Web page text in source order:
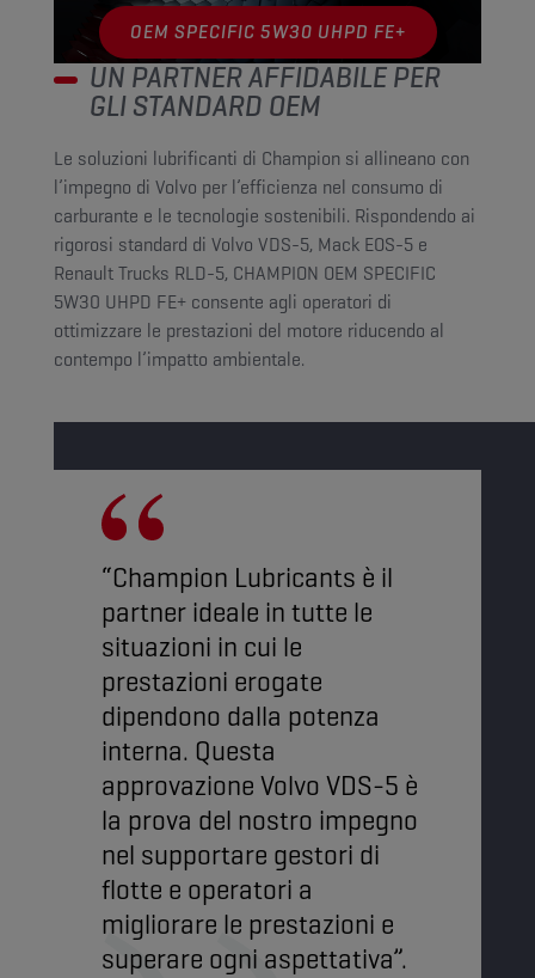
OEM SPECIFIC 5W30 UHPD FE+
UN PARTNER AFFIDABILE PER
GLI STANDARD OEM
Le soluzioni lubrificanti di Champion si allineano con
l’impegno di Volvo per l’efficienza nel consumo di
carburante e le tecnologie sostenibili. Rispondendo ai
rigorosi standard di Volvo VDS-5, Mack EOS-5 e
Renault Trucks RLD-5, CHAMPION OEM SPECIFIC
5W30 UHPD FE+ consente agli operatori di
ottimizzare le prestazioni del motore riducendo al
contempo l’impatto ambientale.
“Champion Lubricants è il
partner ideale in tutte le
situazioni in cui le
prestazioni erogate
dipendono dalla potenza
interna. Questa
approvazione Volvo VDS-5 è
la prova del nostro impegno
nel supportare gestori di
flotte e operatori a
migliorare le prestazioni e
superare ogni aspettativa”.